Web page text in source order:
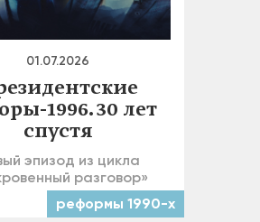
01.07.2026
1996. 30 лет
спустя
эпизод из цикла
разговор»
реформы 1990-х